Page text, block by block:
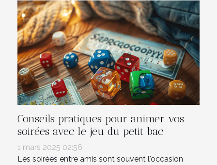
Conseils pratiques pour animer vos
soirées avec le jeu du petit bac
1 mars 2025 02:56
Les soirées entre amis sont souvent l'occasion